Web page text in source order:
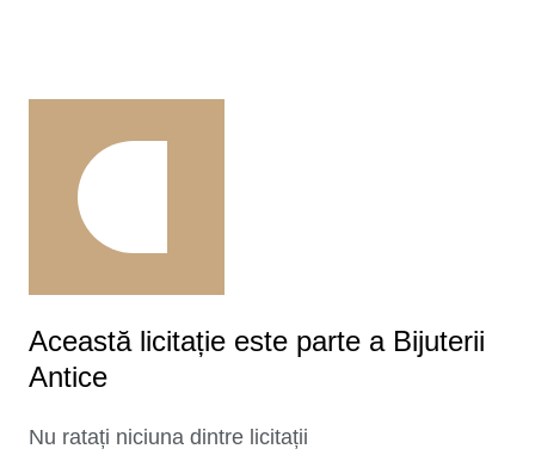
Această licitație este parte a Bijuterii
Antice
Nu ratați niciuna dintre licitații